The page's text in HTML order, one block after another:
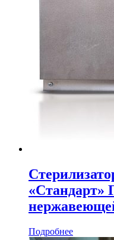
«Стандарт»
Подробнее